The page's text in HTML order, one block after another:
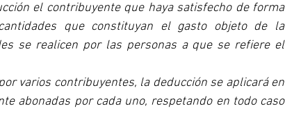
el contribuyente que haya satisfecho de forma
que constituyan el gasto objeto de la
se realicen por las personas a que se refiere el
varios contribuyentes, la deducción se aplicará en
abonadas por cada uno, respetando en todo caso